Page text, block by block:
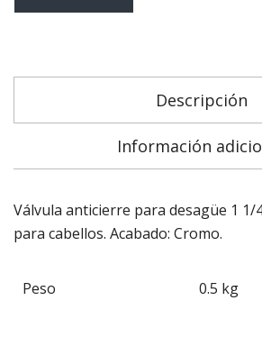
Descripción
Información
Válvula anticierre para desagüe 1 1/
para cabellos. Acabado: Cromo.
Peso 0.5 kg